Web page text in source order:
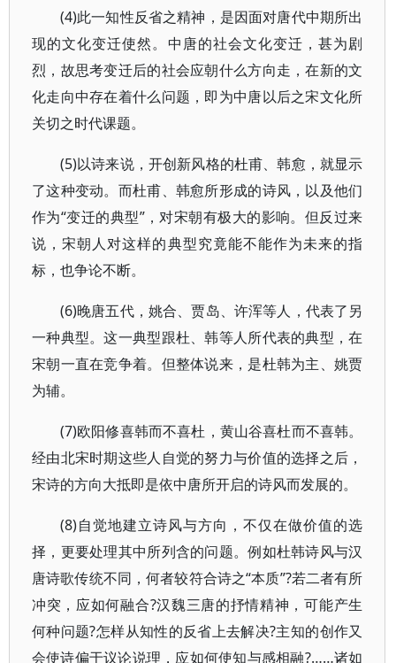
(4)此一知性反省之精神，是因面对唐代中期所出
现的文化变迁使然。中唐的社会文化变迁，甚为剧
烈，故思考变迁后的社会应朝什么方向走，在新的文
化走向中存在着什么问题，即为中唐以后之宋文化所
关切之时代课题。
(5)以诗来说，开创新风格的杜甫、韩愈，就显示
了这种变动。而杜甫、韩愈所形成的诗风，以及他们
作为“变迁的典型”，对宋朝有极大的影响。但反过来
说，宋朝人对这样的典型究竟能不能作为未来的指
标，也争论不断。
(6)晚唐五代，姚合、贾岛、许浑等人，代表了另
一种典型。这一典型跟杜、韩等人所代表的典型，在
宋朝一直在竞争着。但整体说来，是杜韩为主、姚贾
为辅。
(7)欧阳修喜韩而不喜杜，黄山谷喜杜而不喜韩。
经由北宋时期这些人自觉的努力与价值的选择之后，
宋诗的方向大抵即是依中唐所开启的诗风而发展的。
(8)自觉地建立诗风与方向，不仅在做价值的选
择，更要处理其中所列含的问题。例如杜韩诗风与汉
唐诗歌传统不同，何者较符合诗之“本质”?若二者有所
冲突，应如何融合?汉魏三唐的抒情精神，可能产生
何种问题?怎样从知性的反省上去解决?主知的创作又
会使诗偏于议论说理，应如何使知与感相融?……诸如